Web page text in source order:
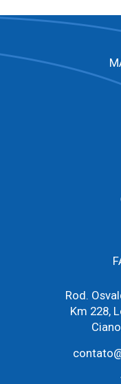
Rod.
Km 228,